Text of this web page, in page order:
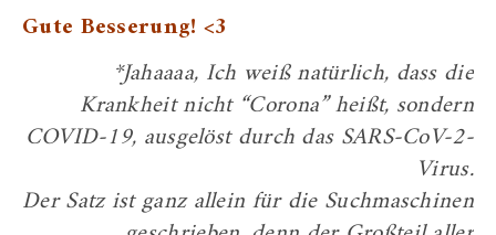
Gute Besserung! <3
*Jahaaaa, Ich weiß natürlich, dass die
Krankheit nicht “Corona” heißt, sondern
COVID-19, ausgelöst durch das SARS-CoV-2-
Virus.
Der Satz ist ganz allein für die Suchmaschinen